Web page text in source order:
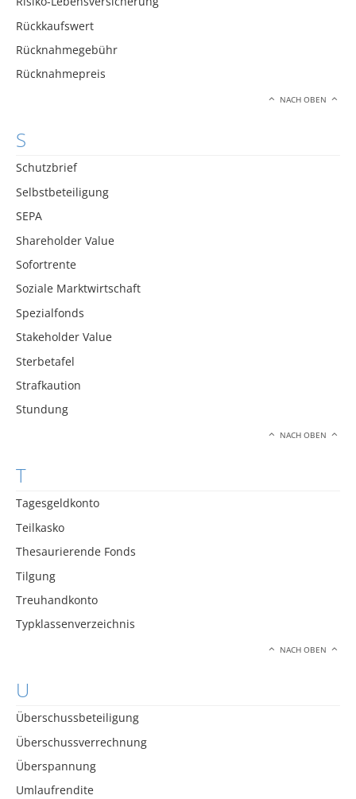
Rückkaufswert
Rücknahmegebühr
Rücknahmepreis
NACH OBEN
S
Schutzbrief
Selbstbeteiligung
SEPA
Shareholder Value
Sofortrente
Soziale Marktwirtschaft
Spezialfonds
Stakeholder Value
Sterbetafel
Strafkaution
Stundung
NACH OBEN
T
Tagesgeldkonto
Teilkasko
Thesaurierende Fonds
Tilgung
Treuhandkonto
Typklassenverzeichnis
NACH OBEN
U
Überschussbeteiligung
Überschussverrechnung
Überspannung
Umlaufrendite